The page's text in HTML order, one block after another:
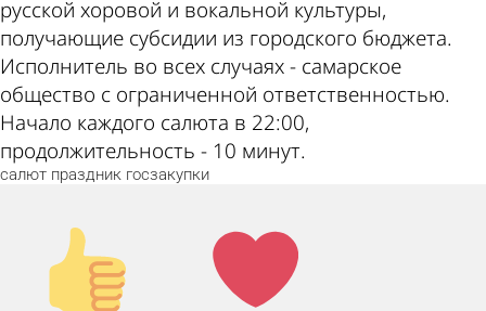
русской хоровой и вокальной культуры,
получающие субсидии из городского бюджета.
Исполнитель во всех случаях - самарское
общество с ограниченной ответственностью.
Начало каждого салюта в 22:00,
продолжительность - 10 минут.
салют праздник госзакупки
Палец
вверх!
Лайк!